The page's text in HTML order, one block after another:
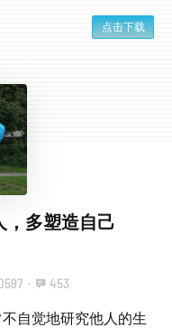
点击下载
，多塑造自己
· 453
自觉地研究他人的生